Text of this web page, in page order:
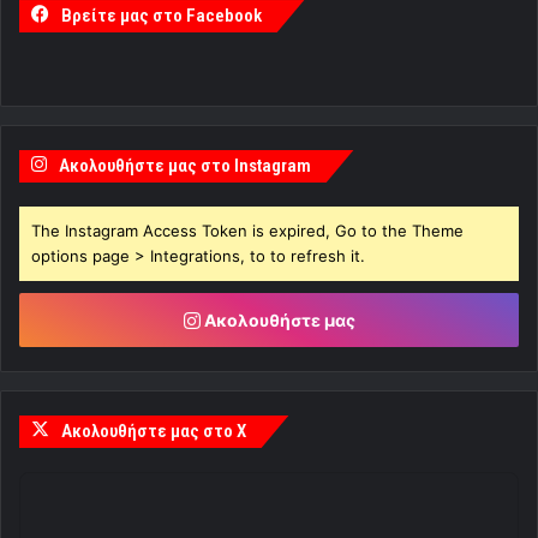
Βρείτε μας στο Facebook
Ακολουθήστε μας στο Instagram
The Instagram Access Token is expired, Go to the Theme
options page > Integrations, to to refresh it.
Ακολουθήστε μας
Ακολουθήστε μας στο X